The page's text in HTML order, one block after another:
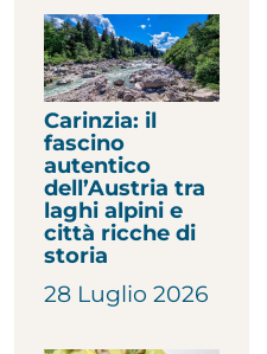
Carinzia: il
fascino
autentico
dell’Austria tra
laghi alpini e
città ricche di
storia
28 Luglio 2026